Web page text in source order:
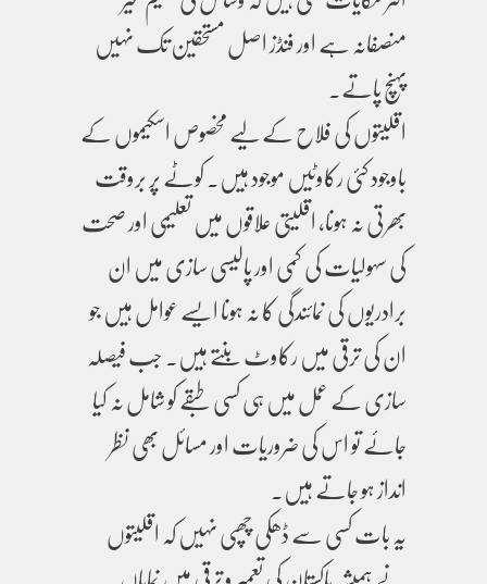
منصفانہ ہے اور فنڈز اصل مستحقین تک نہیں
پہنچ پاتے۔
اقلیتوں کی فلاح کے لیے مخصوص اسکیموں کے
باوجود کئی رکاوٹیں موجود ہیں۔ کوٹے پر بروقت
بھرتی نہ ہونا، اقلیتی علاقوں میں تعلیمی اور صحت
کی سہولیات کی کمی اور پالیسی سازی میں ان
برادریوں کی نمائندگی کا نہ ہونا ایسے عوامل ہیں جو
ان کی ترقی میں رکاوٹ بنتے ہیں۔ جب فیصلہ
سازی کے عمل میں ہی کسی طبقے کو شامل نہ کیا
جائے تو اس کی ضروریات اور مسائل بھی نظر
انداز ہو جاتے ہیں۔
یہ بات کسی سے ڈھکی چھپی نہیں کہ اقلیتوں